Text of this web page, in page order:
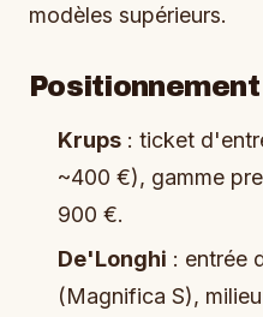
modèles supérieurs.
Krups : ticket
~400 €), gamme
900 €.
De'Longhi : entrée
(Magnifica S),